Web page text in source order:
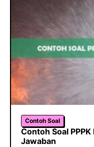
Contoh Soal
Contoh Soal
Jawaban